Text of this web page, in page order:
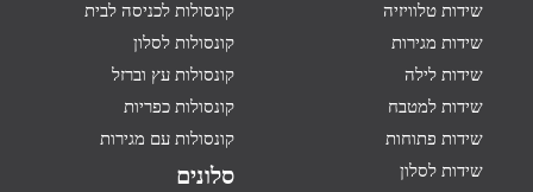
שידות טלוויזיה
שידות מגירות
שידות לילה
שידות למטבח
שידות פתוחות
שידות לסלון
קונסולות לכניסה לבית
קונסולות לסלון
קונסולות עץ וברזל
קונסולות כפריות
קונסולות עם מגירות
סלונים